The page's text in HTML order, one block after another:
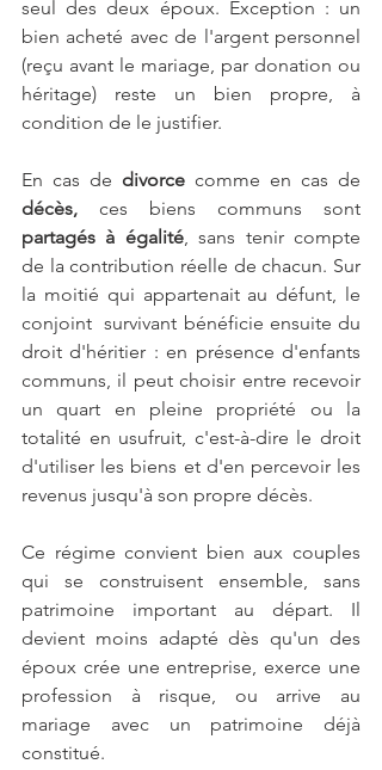
seul des deux époux. Exception : un
bien acheté avec de l'argent personnel
(reçu avant le mariage, par donation ou
héritage) reste un bien propre, à
condition de le justifier.
En cas de divorce
décès,
partagés à égalité, sans tenir compte
de la contribution réelle de chacun. Sur
la moitié qui appartenait au défunt, le
conjoint  survivant bénéficie ensuite du
droit d'héritier : en présence d'enfants
communs, il peut choisir entre recevoir
un quart en pleine propriété ou la
totalité en usufruit, c'est-à-dire le droit
d'utiliser les biens et d'en percevoir les
revenus jusqu'à son propre décès.
Ce régime convient bien aux couples
qui se construisent ensemble, sans
patrimoine important au départ. Il
devient moins adapté dès qu'un des
époux crée une entreprise, exerce une
profession à risque, ou arrive au
mariage avec un patrimoine déjà
constitué.